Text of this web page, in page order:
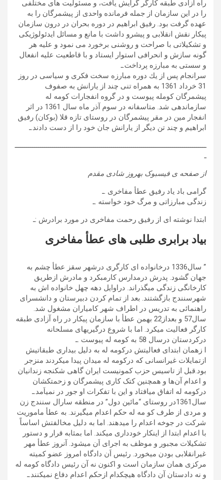
راه آزادی طبقه کارگر گرایش یافت، و مسئولیت های مختلفی
را در این سازمان از جمله فرمانده واحدی از پیشمرگان را به
عهده گرفت بود. رفیق ابراهیم در دوره بحران در درون سازمان
پیكار نقش انقلابی و پیشرو داشت با مانع و مسائل ایدئولوژیكی
و تشكیلاتی با صراحت و روشنی برخورد می نمود و علیه هر
گونه سازش و انحرافی استوار ایستاد و با قاطعیت علیه انفعال
و سستی به مبارزه پرداخت.ـ
سرانجام پس از یك دوره مبارزه سخت فکری و سیاسی در روز
31 خرداد 1361 به همراه تنی چند از یارانش به صفوف
پیشمرگان كومله پیوست و در گروه انفجارات كومه له
سازماندهی شد. متاسفانه در سوم آذر ماه سال 1361 در اثر
انفجار مین در مقر پیشمرگان در روستای تازه قلا (بوكان) رفیق
ابراهیم و چند تن دیگر از یارانش جان خود را از دست دادند.ـ
ـــــــــــــــــــــــــــــــــــــــــــــــــــــــــــــــــــــــــــــــــــــــــــــــــ
ـ
از صفحه ی فیسبوک بهروز شادی مقدم
گرامی باد یاد رفیق عطأ مفاخری .ـ
زندگی مبارزاتی و مرگ خود خواسته .ـ
ابتدا نوشته ای از رفیق رحمت مفاخری در مورد برادرش :ـ
بیاد برابری طلبی های عطأ مفاخری
” سال1336 درخانواده ای کارگری درشهر سقز عطأ چشم به
جهان گشود. پدرش درمدارس کارمبکرد و مادرش ازطریق
کارخانگی زندگی میگذراند. دراوایل دهه چهل خانواده اش به
شهرسنندج بازگشتند. بعد از تمام کردن دبیرستان و دانشسرای
راهنمائی به تدریس در اطراف شهر کامیاران مشغول شد.
سال57 و بعداز22 بهمن عطأ با سازمان پیکار در راه آزادی طبقه
کارگر فعالیت میکرد. اما با شروع درگیریهای مسلحانه
درکردستان درسال 58 به کومه له پیوست .ـ
ا زهمان ابتدای فعالیتش درکومه له به دلیل بیداری طبقاتیش
ازتمایلات غیرانسانی که درکومه له میدان پیدا میکردند منزجر
بود.قبل از تاسیس حزب کمونیست ایران گاهی شکنجه زندانیان
و اعدام آن‌ها و همچنین کتک کاری پیشمرگان و زحمتکشان
درکومه له اتفاق میافتاد و این با تفکرات او جور در نمیاَمد.ـ
سال1361در روستای “مائین دول” در منطقه سارال سنندج زن
و مردی از طرف کو مه له حکم اعدام میگیرند. به عطأ ماموریت
شرکت در جوخه اعدام را میدهند. اما به دلیل مخالفتش اساساً
با اعدام ابتدا از اینکار خودداری میکند. اما بمثابه قرار و دستور
تشکیلات مجبور و موظف به اجرای اَن میشود. آنروز عطأ مهر
غیرانقلابی بودن میخورد. رئیس اَن دادگاه امروز عضو کمیته
مرکزی همان سازمان است و اکنون نه آن رئیس دادگاه کومه له
و نه دادستان آن دادگاه هیچکدام ازحکم اعدام دفاع نمیکنند.ـ